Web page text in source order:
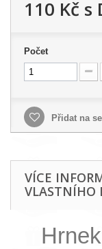
110 Kč s
Počet
Přidat na
VÍCE
VLASTNÍHO